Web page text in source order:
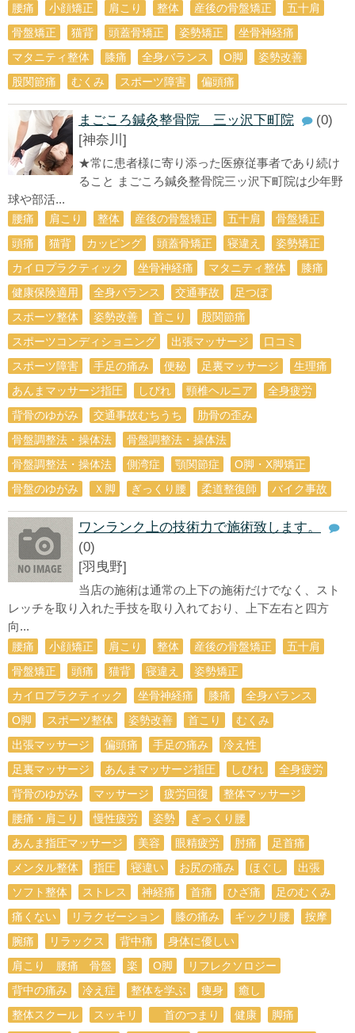
腰痛 小顔矯正 肩こり 整体 産後の骨盤矯正
五十肩
骨盤矯正
猫背 頭蓋骨矯正 姿勢矯正
坐骨神経痛
マタニティ整体
膝痛 全身バランス О脚
姿勢改善
股関節痛
むくみ スポーツ障害 偏頭痛
まごころ鍼灸整骨院 三ッ沢下町院
(0)
[神奈川]
★常に患者様に寄り添った医療従事者であり続け
ること まごころ鍼灸整骨院三ッ沢下町院は少年野
球や部活...
腰痛 肩こり 整体 産後の骨盤矯正 五十肩
骨盤矯正
頭痛
猫背 カッピング 頭蓋骨矯正 寝違え
姿勢矯正
カイロプラクティック
坐骨神経痛 マタニティ整体
膝痛
健康保険適用
全身バランス 交通事故
足つぼ
スポーツ整体
姿勢改善 首こり
股関節痛
スポーツコンディショニング
出張マッサージ
口コミ
スポーツ障害
手足の痛み 便秘 足裏マッサージ
生理痛
あんまマッサージ指圧
しびれ 頸椎ヘルニア
全身疲労
背骨のゆがみ
交通事故むちうち
肋骨の歪み
骨盤調整法・操体法
骨盤調整法・操体法
骨盤調整法・操体法
側湾症 顎関節症
O脚・X脚矯正
骨盤のゆがみ
Ｘ脚 ぎっくり腰 柔道整復師 バイク事故
ワンランク上の技術力で施術致します。
(0)
[羽曳野]
当店の施術は通常の上下の施術だけでなく、スト
レッチを取り入れた手技を取り入れており、上下左右と四方
向...
腰痛 小顔矯正 肩こり 整体 産後の骨盤矯正
五十肩
骨盤矯正
頭痛 猫背 寝違え
姿勢矯正
カイロプラクティック
坐骨神経痛 膝痛
全身バランス
О脚
スポーツ整体 姿勢改善 首こり
むくみ
出張マッサージ
偏頭痛 手足の痛み
冷え性
足裏マッサージ
あんまマッサージ指圧 しびれ
全身疲労
背骨のゆがみ
マッサージ 疲労回復
整体マッサージ
腰痛・肩こり
慢性疲労 姿勢
ぎっくり腰
あんま指圧マッサージ
美容 眼精疲労 肘痛
足首痛
メンタル整体
指圧 寝違い お尻の痛み ほぐし
出張
ソフト整体
ストレス 神経痛 首痛 ひざ痛
足のむくみ
痛くない
リラクゼーション 膝の痛み ギックリ腰
按摩
腕痛
リラックス 背中痛
身体に優しい
肩こり 腰痛 骨盤
楽 O脚
リフレクソロジー
背中の痛み
冷え症 整体を学ぶ 痩身
癒し
整体スクール
スッキリ 首のつまり 健康
脚痛